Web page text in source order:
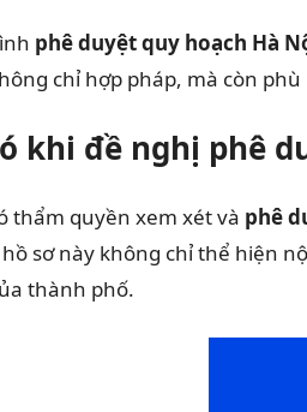
phê duyệt quy hoạch Hà
chỉ hợp pháp, mà còn
khi đề nghị phê
thẩm quyền xem xét và phê
sơ này không chỉ thể hiện
thành phố.